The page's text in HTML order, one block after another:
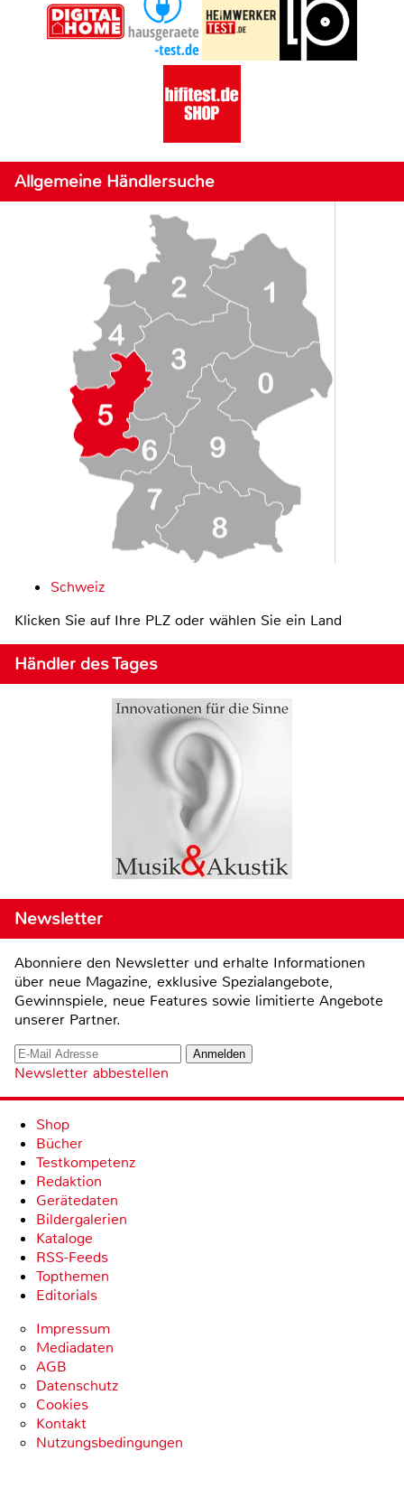
Allgemeine Händlersuche
Schweiz
Klicken Sie auf Ihre PLZ oder wählen Sie ein Land
Händler des Tages
Newsletter
Abonniere den Newsletter und erhalte Informationen
über neue Magazine, exklusive Spezialangebote,
Gewinnspiele, neue Features sowie limitierte Angebote
unserer Partner.
Newsletter abbestellen
Shop
Bücher
Testkompetenz
Redaktion
Gerätedaten
Bildergalerien
Kataloge
RSS-Feeds
Topthemen
Editorials
Impressum
Mediadaten
AGB
Datenschutz
Cookies
Kontakt
Nutzungsbedingungen